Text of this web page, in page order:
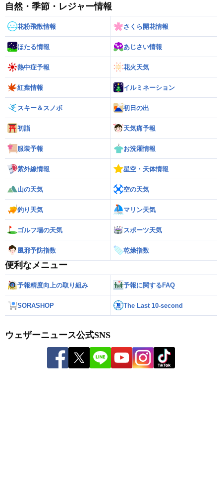
自然・季節・レジャー情報
花粉飛散情報 さくら開花情報
ほたる情報 あじさい情報
熱中症予報 花火天気
紅葉情報 イルミネーション
スキー＆スノボ 初日の出
初詣 天気痛予報
服装予報 お洗濯情報
紫外線情報 星空・天体情報
山の天気 空の天気
釣り天気 マリン天気
ゴルフ場の天気 スポーツ天気
風邪予防指数 乾燥指数
便利なメニュー
予報精度向上の取り組み 予報に関するFAQ
SORASHOP The Last 10-second
ウェザーニュース公式SNS